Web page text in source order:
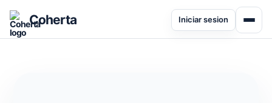
Coherta Iniciar sesion